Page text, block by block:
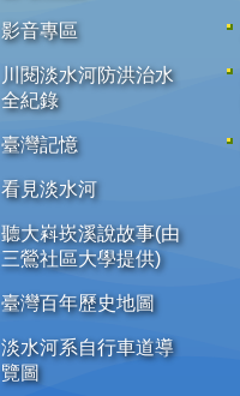
影音專區
川閱淡水河防洪治水
全紀錄
臺灣記憶
看見淡水河
聽大嵙崁溪說故事(由
三鶯社區大學提供)
臺灣百年歷史地圖
淡水河系自行車道導
覽圖